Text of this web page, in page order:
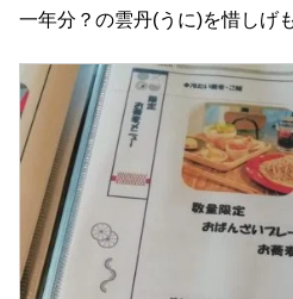
一年分？の雲丹(うに)を惜しげ